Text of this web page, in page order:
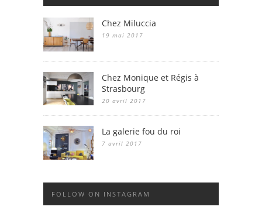
Chez Miluccia
19 mai 2017
Chez Monique et Régis à
Strasbourg
20 avril 2017
La galerie fou du roi
7 avril 2017
FOLLOW ON INSTAGRAM